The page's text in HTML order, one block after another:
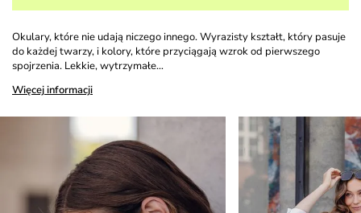
Okulary, które nie udają niczego innego. Wyrazisty kształt, który pasuje
do każdej twarzy, i kolory, które przyciągają wzrok od pierwszego
spojrzenia. Lekkie, wytrzymałe…
Więcej informacji